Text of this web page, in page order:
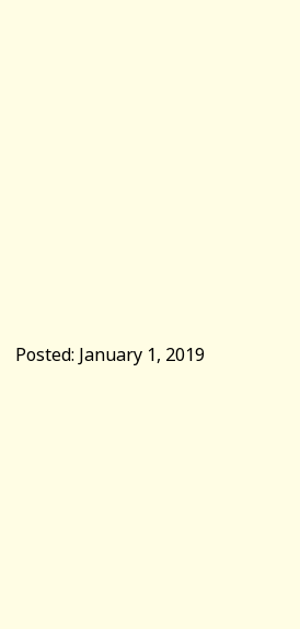
Posted: January 1, 2019